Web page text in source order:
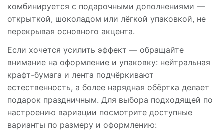
комбинируется с подарочными дополнениями —
открыткой, шоколадом или лёгкой упаковкой, не
перекрывая основного акцента.
Если хочется усилить эффект — обращайте
внимание на оформление и упаковку: нейтральная
крафт-бумага и лента подчёркивают
естественность, а более нарядная обёртка делает
подарок праздничным. Для выбора подходящей по
настроению вариации посмотрите доступные
варианты по размеру и оформлению: